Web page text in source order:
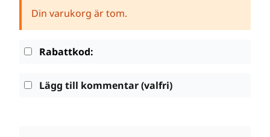
Din varukorg är tom.
Rabattkod:
Lägg till kommentar(valfri)